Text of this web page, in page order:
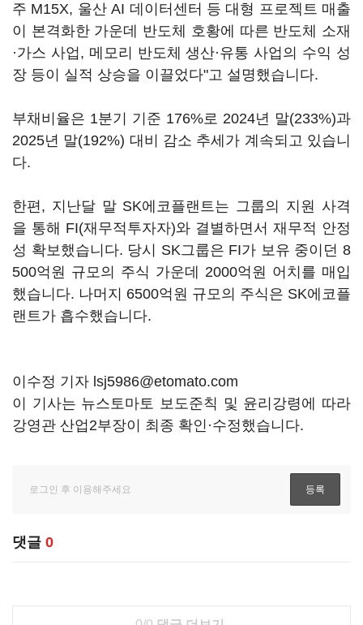
주 M15X, 울산 AI 데이터센터 등 대형 프로젝트 매출
이 본격화한 가운데 반도체 호황에 따른 반도체 소재
·가스 사업, 메모리 반도체 생산·유통 사업의 수익 성
장 등이 실적 상승을 이끌었다"고 설명했습니다.
부채비율은 1분기 기준 176%로 2024년 말(233%)과
2025년 말(192%) 대비 감소 추세가 계속되고 있습니
다.
한편, 지난달 말 SK에코플랜트는 그룹의 지원 사격
을 통해 FI(재무적투자자)와 결별하면서 재무적 안정
성 확보했습니다. 당시 SK그룹은 FI가 보유 중이던 8
500억원 규모의 주식 가운데 2000억원 어치를 매입
했습니다. 나머지 6500억원 규모의 주식은 SK에코플
랜트가 흡수했습니다.
이수정 기자 lsj5986@etomato.com
이 기사는 뉴스토마토 보도준칙 및 윤리강령에 따라
강영관 산업2부장이 최종 확인·수정했습니다.
댓글 0